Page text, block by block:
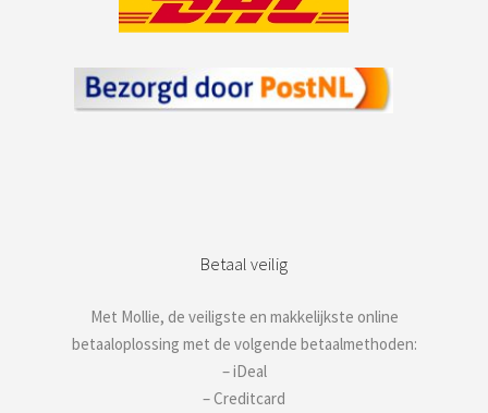
Betaal veilig
Met Mollie, de veiligste en makkelijkste online
betaaloplossing met de volgende betaalmethoden:
– iDeal
– Creditcard